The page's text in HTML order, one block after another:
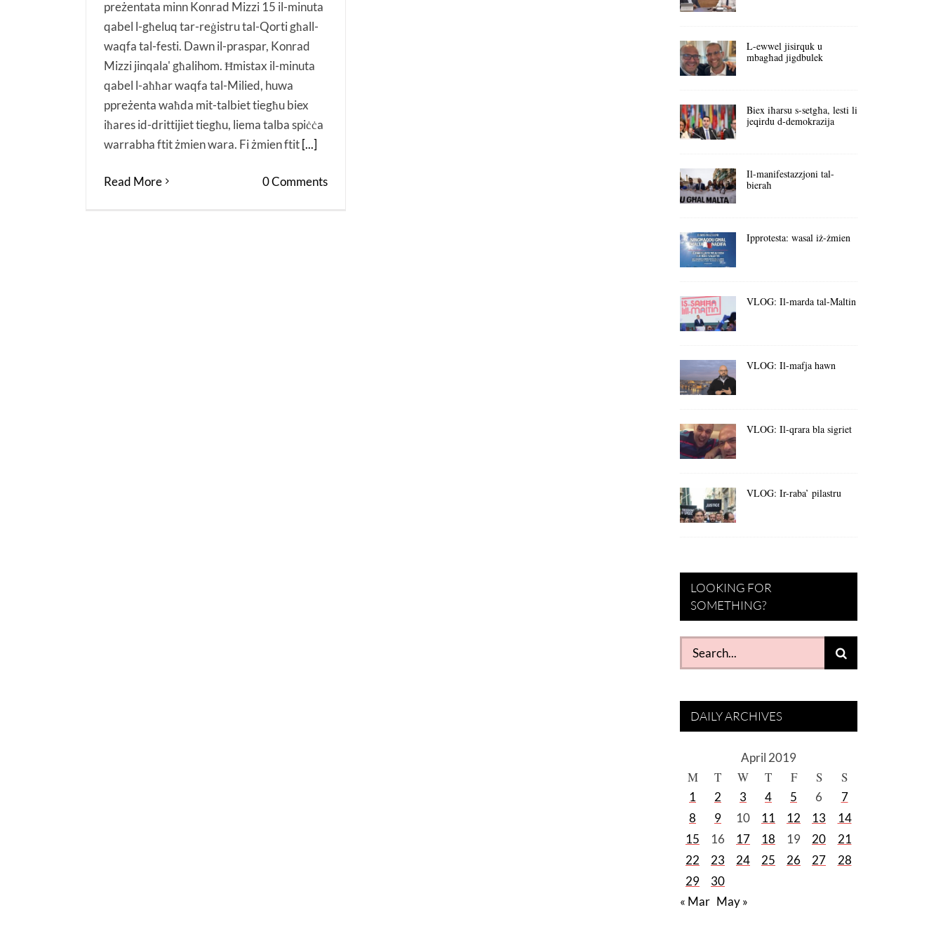
preżentata minn Konrad Mizzi 15 il-minuta
qabel l-għeluq tar-reġistru tal-Qorti għall-
waqfa tal-festi. Dawn il-praspar, Konrad
Mizzi jinqala' għalihom. Ħmistax il-minuta
qabel l-aħħar waqfa tal-Milied, huwa
ppreżenta waħda mit-talbiet tiegħu biex
iħares id-drittijiet tiegħu, liema talba spiċċa
warrabha ftit żmien wara. Fi żmien ftit[...]
Read More 0 Comments
L-ewwel jisirquk u
mbagħad jigdbulek
Biex iħarsu s-setgħa, lesti li
jeqirdu d-demokrazija
Il-manifestazzjoni tal-
bieraħ
Ipprotesta: wasal iż-żmien
VLOG: Il-marda tal-Maltin
VLOG: Il-mafja hawn
VLOG: Il-qrara bla sigriet
VLOG: Ir-raba’ pilastru
LOOKING FOR
SOMETHING?
Search
for:
DAILY ARCHIVES
April 2019
M T W T F S S
1 2 3 4 5 6
7
8
9 10 11 12 13
14
15
16 17 18 19 20
21
22
23 24 25 26 27
28
29
30
« Mar May »